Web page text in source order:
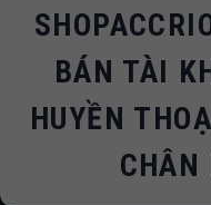
BÁN TÀI
HUYỀN
CHÂN